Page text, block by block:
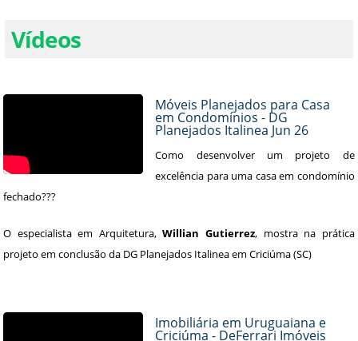
Vídeos
Móveis Planejados para Casa
em Condomínios - DG
Planejados Italinea Jun 26
Como desenvolver um projeto de
excelência para uma casa em condomínio
fechado???
O especialista em Arquitetura,Willian Gutierrez, mostra na prática
projeto em conclusão da DG Planejados Italinea em Criciúma (SC)
Imobiliária em Uruguaiana e
Criciúma - DeFerrari Imóveis